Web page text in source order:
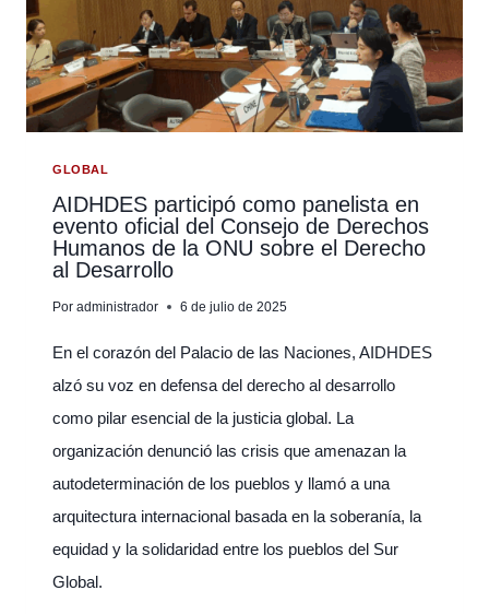
AVANZAN
EN
COOPERACIÓN
CULTURAL
Y
EN
DIALOGO
CON
LA
CNIE
GLOBAL
AIDHDES participó como panelista en
evento oficial del Consejo de Derechos
Humanos de la ONU sobre el Derecho
al Desarrollo
Por administrador 6 de julio de 2025
En el corazón del Palacio de las Naciones, AIDHDES
alzó su voz en defensa del derecho al desarrollo
como pilar esencial de la justicia global. La
organización denunció las crisis que amenazan la
autodeterminación de los pueblos y llamó a una
arquitectura internacional basada en la soberanía, la
equidad y la solidaridad entre los pueblos del Sur
Global.